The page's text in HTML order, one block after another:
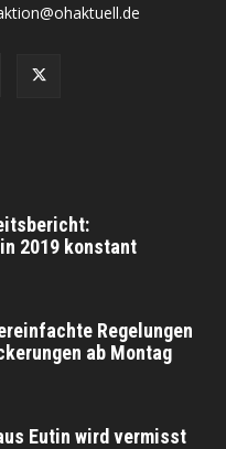
2019 konstant
Regelungen
ab Montag
Eutin wird vermisst